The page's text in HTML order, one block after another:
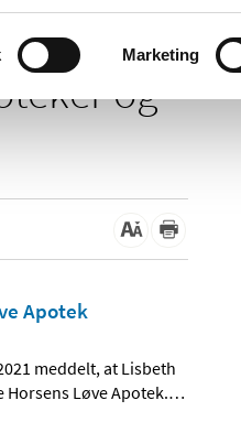
Marketing
og
Apotek
meddelt, at Lisbeth
Løve Apotek.…